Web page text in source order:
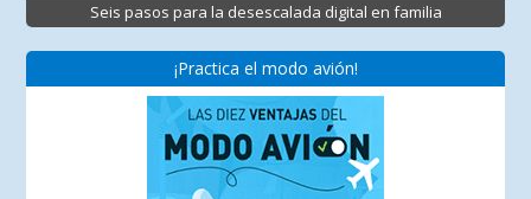
Seis pasos para la desescalada digital en familia
¡Practica el modo avión!